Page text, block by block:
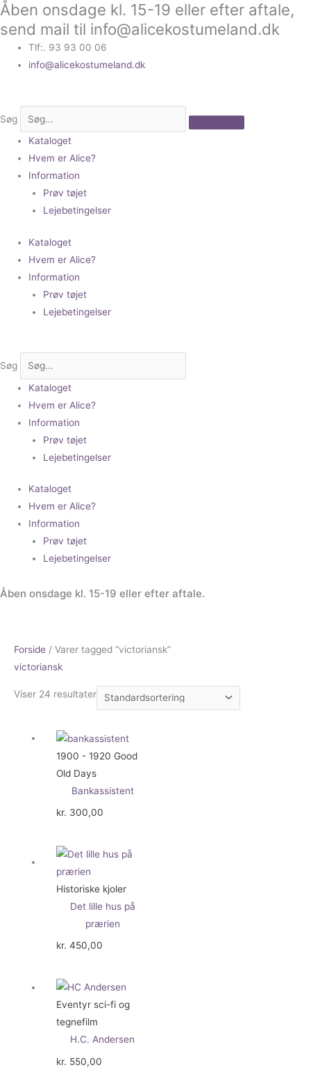
Gå
til
indholdet
Åben onsdage kl. 15-19 eller efter aftale,
send mail til info@alicekostumeland.dk
Tlf:. 93 93 00 06
info@alicekostumeland.dk
Søg
Kataloget
Hvem er Alice?
Information
Prøv tøjet
Lejebetingelser
Kataloget
Hvem er Alice?
Information
Prøv tøjet
Lejebetingelser
Søg
Kataloget
Hvem er Alice?
Information
Prøv tøjet
Lejebetingelser
Kataloget
Hvem er Alice?
Information
Prøv tøjet
Lejebetingelser
Åben onsdage kl. 15-19 eller efter aftale.
Forside / Varer tagged “victoriansk”
victoriansk
Viser 24 resultater
1900 - 1920 Good
Old Days
Bankassistent
kr. 300,00
Historiske kjoler
Det lille hus på
prærien
kr. 450,00
Eventyr sci-fi og
tegnefilm
H.C. Andersen
kr. 550,00